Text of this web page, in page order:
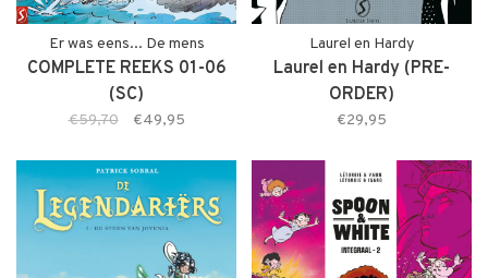
Er was eens... De mens
COMPLETE REEKS 01-06
(SC)
€59,70 €49,95
Laurel en Hardy
Laurel en Hardy (PRE-
ORDER)
€29,95